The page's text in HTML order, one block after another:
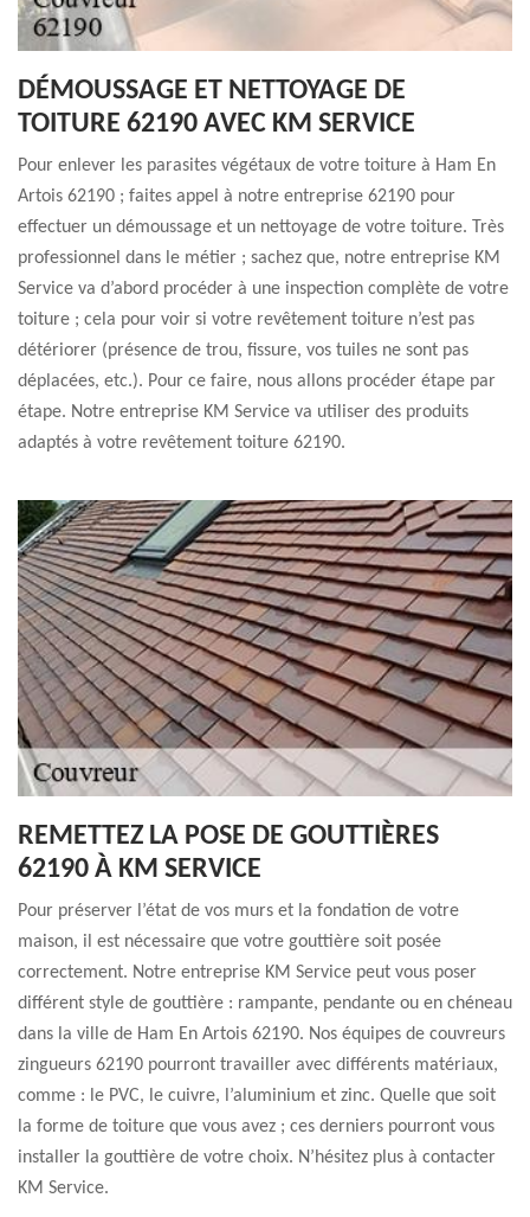
DÉMOUSSAGE ET NETTOYAGE DE
TOITURE 62190 AVEC KM SERVICE
Pour enlever les parasites végétaux de votre toiture à Ham En
Artois 62190 ; faites appel à notre entreprise 62190 pour
effectuer un démoussage et un nettoyage de votre toiture. Très
professionnel dans le métier ; sachez que, notre entreprise KM
Service va d’abord procéder à une inspection complète de votre
toiture ; cela pour voir si votre revêtement toiture n’est pas
détériorer (présence de trou, fissure, vos tuiles ne sont pas
déplacées, etc.). Pour ce faire, nous allons procéder étape par
étape. Notre entreprise KM Service va utiliser des produits
adaptés à votre revêtement toiture 62190.
REMETTEZ LA POSE DE GOUTTIÈRES
62190 À KM SERVICE
Pour préserver l’état de vos murs et la fondation de votre
maison, il est nécessaire que votre gouttière soit posée
correctement. Notre entreprise KM Service peut vous poser
différent style de gouttière : rampante, pendante ou en chéneau
dans la ville de Ham En Artois 62190. Nos équipes de couvreurs
zingueurs 62190 pourront travailler avec différents matériaux,
comme : le PVC, le cuivre, l’aluminium et zinc. Quelle que soit
la forme de toiture que vous avez ; ces derniers pourront vous
installer la gouttière de votre choix. N’hésitez plus à contacter
KM Service.